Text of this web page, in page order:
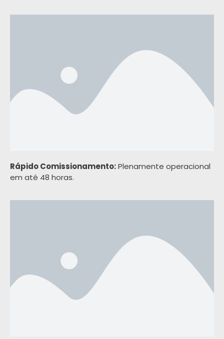
Rápido Comissionamento:Plenamente operacional
em até 48 horas.